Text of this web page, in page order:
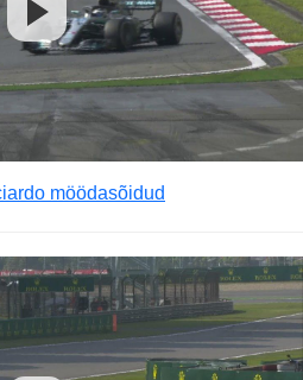
möödasõidud